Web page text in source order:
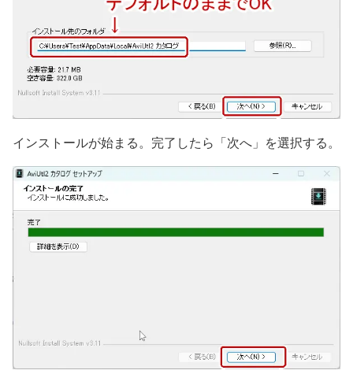
インストールが始まる。完了したら「次へ」を選択する。